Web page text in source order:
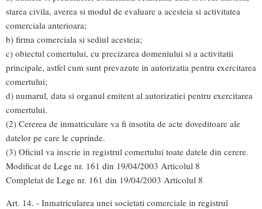
starea civila, averea si modul de evaluare a acesteia si activitatea
comerciala anterioara;
b) firma comerciala si sediul acesteia;
c) obiectul comertului, cu precizarea domeniului si a activitatii
principale, astfel cum sunt prevazute in autorizatia pentru exercitarea
comertului;
d) numarul, data si organul emitent al autorizatiei pentru exercitarea
comertului.
(2) Cererea de inmatriculare va fi insotita de acte doveditoare ale
datelor pe care le cuprinde.
(3) Oficiul va inscrie in registrul comertului toate datele din cerere.
Modificat de Lege nr. 161 din 19/04/2003 Articolul 8
Completat de Lege nr. 161 din 19/04/2003 Articolul 8
Art. 14. - Inmatricularea unei societati comerciale in registrul